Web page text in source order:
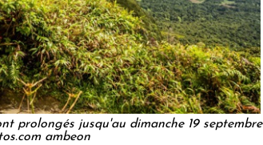
prolongés jusqu'au dimanche 19 septembre
ambeon